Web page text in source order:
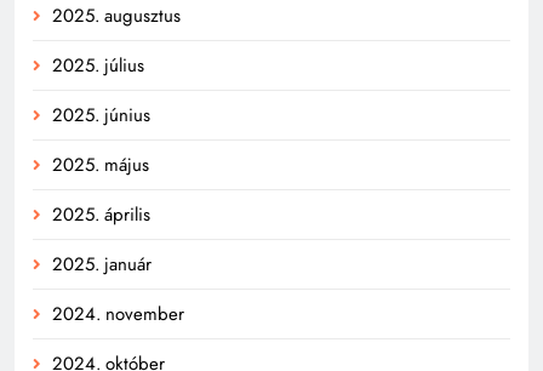
2025. augusztus
2025. július
2025. június
2025. május
2025. április
2025. január
2024. november
2024. október